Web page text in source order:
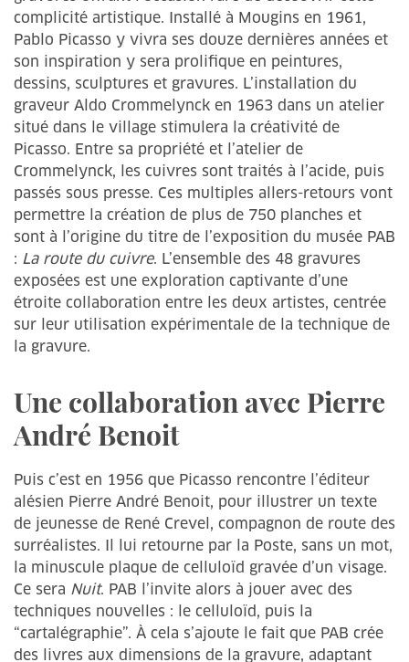
complicité artistique. Installé à Mougins en 1961,
Pablo Picasso y vivra ses douze dernières années et
son inspiration y sera prolifique en peintures,
dessins, sculptures et gravures. L’installation du
graveur Aldo Crommelynck en 1963 dans un atelier
situé dans le village stimulera la créativité de
Picasso. Entre sa propriété et l’atelier de
Crommelynck, les cuivres sont traités à l’acide, puis
passés sous presse. Ces multiples allers-retours vont
permettre la création de plus de 750 planches et
sont à l’origine du titre de l’exposition du musée PAB
: La route du cuivre. L’ensemble des 48 gravures
exposées est une exploration captivante d’une
étroite collaboration entre les deux artistes, centrée
sur leur utilisation expérimentale de la technique de
la gravure.
Une collaboration avec Pierre
André Benoit
Puis c’est en 1956 que Picasso rencontre l’éditeur
alésien Pierre André Benoit, pour illustrer un texte
de jeunesse de René Crevel, compagnon de route des
surréalistes. Il lui retourne par la Poste, sans un mot,
la minuscule plaque de celluloïd gravée d’un visage.
Ce sera Nuit. PAB l’invite alors à jouer avec des
techniques nouvelles : le celluloïd, puis la
“cartalégraphie”. À cela s’ajoute le fait que PAB crée
des livres aux dimensions de la gravure, adaptant